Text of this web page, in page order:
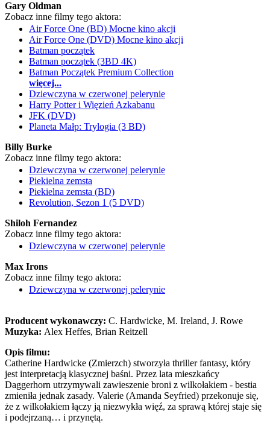
Gary Oldman
Zobacz inne filmy tego aktora:
Air Force One (BD) Mocne kino akcji
Air Force One (DVD) Mocne kino akcji
Batman początek
Batman początek (3BD 4K)
Batman Początek Premium Collection
więcej...
Dziewczyna w czerwonej pelerynie
Harry Potter i Więzień Azkabanu
JFK (DVD)
Planeta Małp: Trylogia (3 BD)
Billy Burke
Zobacz inne filmy tego aktora:
Dziewczyna w czerwonej pelerynie
Piekielna zemsta
Piekielna zemsta (BD)
Revolution, Sezon 1 (5 DVD)
Shiloh Fernandez
Zobacz inne filmy tego aktora:
Dziewczyna w czerwonej pelerynie
Max Irons
Zobacz inne filmy tego aktora:
Dziewczyna w czerwonej pelerynie
Producent wykonawczy: C. Hardwicke, M. Ireland, J. Rowe
Muzyka: Alex Heffes, Brian Reitzell
Opis filmu:
Catherine Hardwicke (Zmierzch) stworzyła thriller fantasy, który
jest interpretacją klasycznej baśni. Przez lata mieszkańcy
Daggerhorn utrzymywali zawieszenie broni z wilkołakiem - bestia
zmieniła jednak zasady. Valerie (Amanda Seyfried) przekonuje się,
że z wilkołakiem łączy ją niezwykła więź, za sprawą której staje się
i podejrzaną… i przynętą.